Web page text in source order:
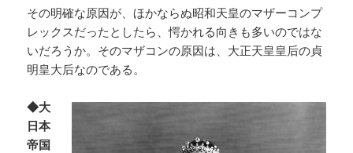
その明確な原因が、ほかならぬ昭和天皇のマザーコンプ
レックスだったとしたら、愕かれる向きも多いのではな
いだろうか。そのマザコンの原因は、大正天皇皇后の貞
明皇大后なのである。
◆大
日本
帝国